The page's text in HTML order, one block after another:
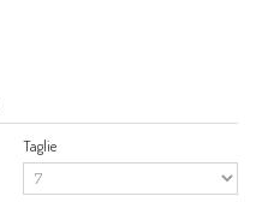
Taglie